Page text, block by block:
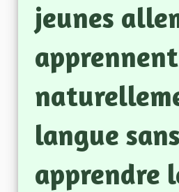
jeunes
apprennent
langue
apprendre